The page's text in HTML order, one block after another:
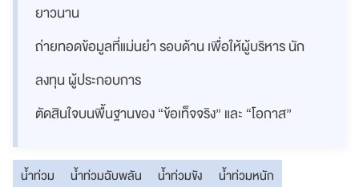
ยาวนาน
ถ่ายทอดข้อมูลที่แม่นยำ รอบด้าน เพื่อให้ผู้บริหาร นัก
ลงทุน ผู้ประกอบการ
ตัดสินใจบนพื้นฐานของ “ข้อเท็จจริง” และ “โอกาส”
น้ำท่วม น้ำท่วมฉับพลัน น้ำท่วมขัง
น้ำท่วมหนัก